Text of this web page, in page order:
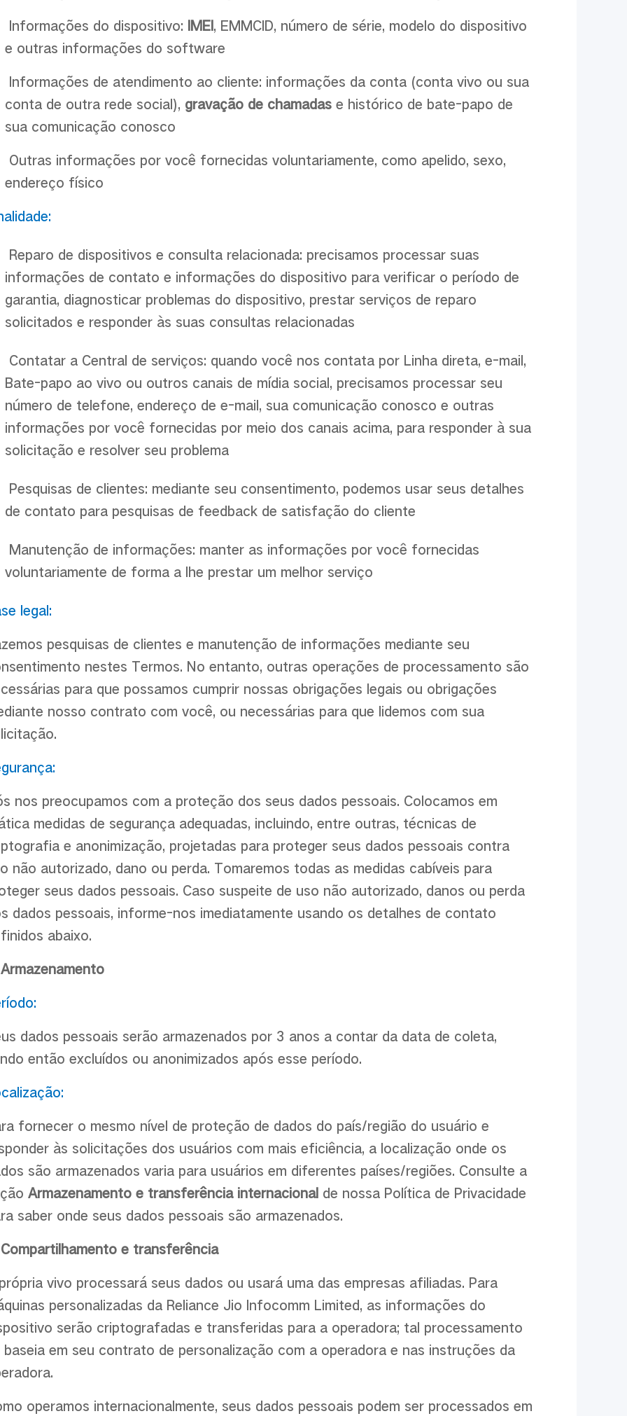
Informações do dispositivo: IMEI , EMMCID, número de série, modelo do dispositivo
e outras informações do software
Informações de atendimento ao cliente: informações da conta (conta vivo ou sua
conta de outra rede social), gravação de chamadas e histórico de bate-papo de
sua comunicação conosco
Outras informações por você fornecidas voluntariamente, como apelido, sexo,
endereço físico
Reparo de dispositivos e consulta relacionada: precisamos processar suas
informações de contato e informações do dispositivo para verificar o período de
garantia, diagnosticar problemas do dispositivo, prestar serviços de reparo
solicitados e responder às suas consultas relacionadas
Contatar a Central de serviços: quando você nos contata por Linha direta, e-mail,
Bate-papo ao vivo ou outros canais de mídia social, precisamos processar seu
número de telefone, endereço de e-mail, sua comunicação conosco e outras
informações por você fornecidas por meio dos canais acima, para responder à sua
solicitação e resolver seu problema
Pesquisas de clientes: mediante seu consentimento, podemos usar seus detalhes
de contato para pesquisas de feedback de satisfação do cliente
Manutenção de informações: manter as informações por você fornecidas
voluntariamente de forma a lhe prestar um melhor serviço
legal:
pesquisas de clientes e manutenção de informações mediante seu
nestes Termos. No entanto, outras operações de processamento são
para que possamos cumprir nossas obrigações legais ou obrigações
nosso contrato com você, ou necessárias para que lidemos com sua
nos preocupamos com a proteção dos seus dados pessoais. Colocamos em
medidas de segurança adequadas, incluindo, entre outras, técnicas de
e anonimização, projetadas para proteger seus dados pessoais contra
não autorizado, dano ou perda. Tomaremos todas as medidas cabíveis para
seus dados pessoais. Caso suspeite de uso não autorizado, danos ou perda
dados pessoais, informe-nos imediatamente usando os detalhes de contato
abaixo.
dados pessoais serão armazenados por 3 anos a contar da data de coleta,
então excluídos ou anonimizados após esse período.
fornecer o mesmo nível de proteção de dados do país/região do usuário e
às solicitações dos usuários com mais eficiência, a localização onde os
são armazenados varia para usuários em diferentes países/regiões. Consulte a
Armazenamento e transferência internacional de nossa Política de Privacidade
saber onde seus dados pessoais são armazenados.
e transferência
vivo processará seus dados ou usará uma das empresas afiliadas. Para
personalizadas da Reliance Jio Infocomm Limited, as informações do
serão criptografadas e transferidas para a operadora; tal processamento
baseia em seu contrato de personalização com a operadora e nas instruções da
operamos internacionalmente, seus dados pessoais podem ser processados em